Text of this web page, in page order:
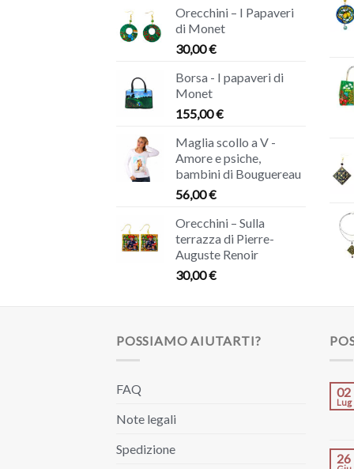
Orecchini – I Papaveri
di Monet
30,00€
Borsa - I papaveri di
Monet
155,00€
Maglia scollo a V -
Amore e psiche,
bambini di Bouguereau
56,00€
Orecchini – Sulla
terrazza di Pierre-
Auguste Renoir
30,00€
POSSIAMO AIUTARTI?
FAQ
Note legali
Spedizione
02
Lug
26